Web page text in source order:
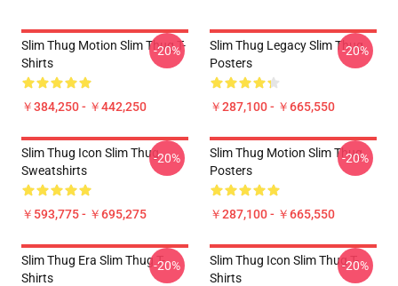
Slim Thug Motion Slim Thug T-
Shirts
￥384,250 - ￥442,250
-20%
Slim Thug Legacy Slim Thug
Posters
￥287,100 - ￥665,550
-20%
Slim Thug Icon Slim Thug
Sweatshirts
￥593,775 - ￥695,275
-20%
Slim Thug Motion Slim Thug
Posters
￥287,100 - ￥665,550
-20%
Slim Thug Era Slim Thug T-
Shirts
-20%
Slim Thug Icon Slim Thug T-
Shirts
-20%